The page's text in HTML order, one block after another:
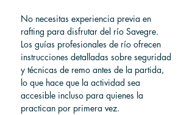
No necesitas experiencia previa en
rafting para disfrutar del río Savegre.
Los guías profesionales de río ofrecen
instrucciones detalladas sobre seguridad
y técnicas de remo antes de la partida,
lo que hace que la actividad sea
accesible incluso para quienes la
practican por primera vez.